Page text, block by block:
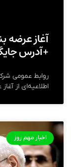
آغاز عرضه
+آدرس
روابط عمومی
اطلاعیه‌ای از
اخبار مهم روز